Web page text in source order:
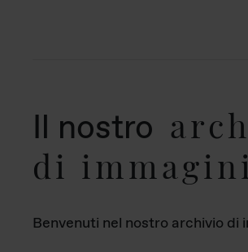
Il nostro
di immagini
Benvenuti nel nostro archivio di